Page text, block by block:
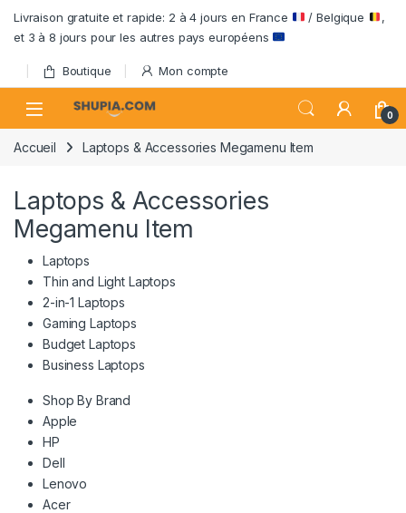
Livraison gratuite et rapide: 2 à 4 jours en France / Belgique
,
et 3 à 8 jours pour les autres pays européens
Boutique Mon compte
Open 0
Accueil Laptops & Accessories Megamenu Item
Laptops & Accessories
Megamenu Item
Laptops
Thin and Light Laptops
2-in-1 Laptops
Gaming Laptops
Budget Laptops
Business Laptops
Shop By Brand
Apple
HP
Dell
Lenovo
Acer